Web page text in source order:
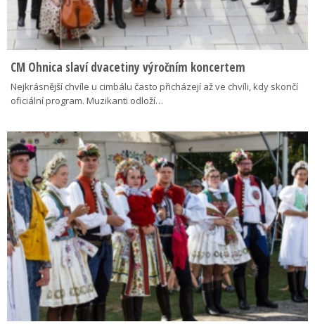
CM Ohnica slaví dvacetiny výročním koncertem
Nejkrásnější chvíle u cimbálu často přicházejí až ve chvíli, kdy skončí
oficiální program. Muzikanti odloží…